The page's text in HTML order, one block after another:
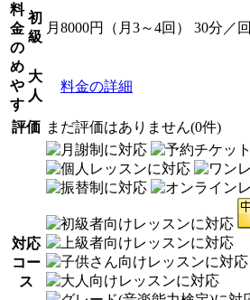
料
金
の
め
や
す
初
級
月8000円（月3～4回） 30分／回
大
人
料金の詳細
評価 まだ評価はありません(0件)
対応
コー
ス